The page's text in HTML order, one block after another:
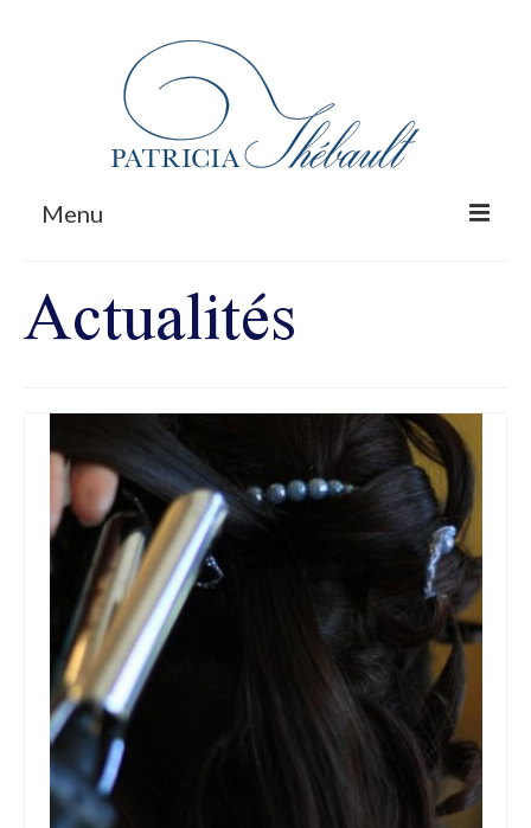
Menu
Forfait Mariage
M’appeler
Actualités
Actualités